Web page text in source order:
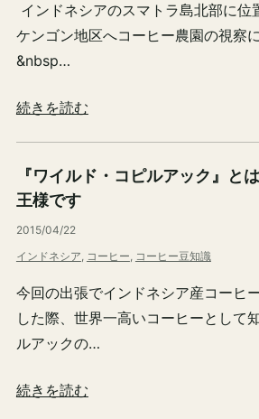
インドネシアのスマトラ島北部に位
ケンゴン地区へコーヒー農園の視察
&nbsp…
続きを読む
『ワイルド・コピルアック』と
王様です
2015/04/22
インドネシア, コーヒー, コーヒー豆知識
今回の出張でインドネシア産コーヒ
した際、世界一高いコーヒーとして
ルアックの…
続きを読む